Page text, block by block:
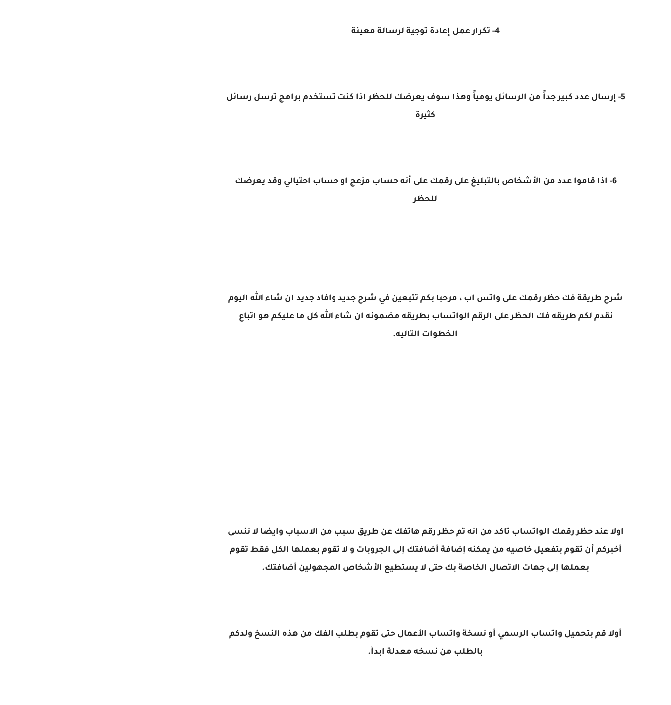
4- تكرار عمل إعادة توجية لرسالة معينة
5- إرسال عدد كبير جداً من الرسائل يومياً وهذا سوف يعرضك للحظر اذا كنت تستخدم برامج ترسل رسائل
كثيرة
6- اذا قاموا عدد من الأشخاص بالتبليغ على رقمك على أنه حساب مزعج او حساب احتيالي وقد يعرضك
للحظر
شرح طريقة فك حظر رقمك على واتس اب ، مرحبا بكم تتبعين في شرح جديد وافاد جديد ان شاء الله اليوم
نقدم لكم طريقه فك الحظر على الرقم الواتساب بطريقه مضمونه ان شاء الله كل ما عليكم هو اتباع
الخطوات التاليه.
اولا عند حظر رقمك الواتساب تاكد من انه تم حظر رقم هاتفك عن طريق سبب من الاسباب وايضا لا ننسى
أخبركم أن تقوم بتفعيل خاصيه من يمكنه إضافة أضافتك إلى الجروبات و لا تقوم بعملها الكل فقط تقوم
بعملها إلى جهات الاتصال الخاصة بك حتى لا يستطيع الأشخاص المجهولين أضافتك.
أولا قم بتحميل واتساب الرسمي أو نسخة واتساب الأعمال حتى تقوم بطلب الفك من هذه النسخ ولدكم
بالطلب من نسخه معدلة ابدآ.